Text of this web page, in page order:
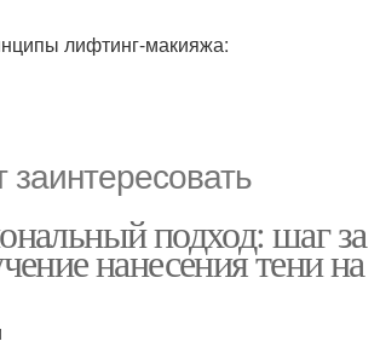
лифтинг-макияжа:
подход: шаг за
нанесения тени на